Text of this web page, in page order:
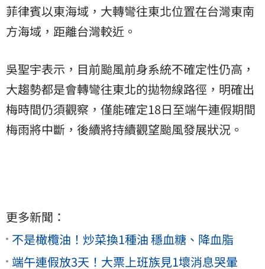
菲律賓以東海域，大轉彎往東北位置在台灣東南
方海域，距離台灣較近。
吳聖宇表示，目前颱風前身系統不確定性仍高，
大趨勢都是會轉彎往東北的拋物線路徑，明確出
梅時間仍須觀察，僅能確定18日至端午連假期間
梅雨將中斷，後續將持續觀望颱風發展狀況。
更多新聞：
不是橄欖油！炒菜換1種油 穩血糖、降血脂
端午連假放3天！大票上班族見1壞消息哭暈